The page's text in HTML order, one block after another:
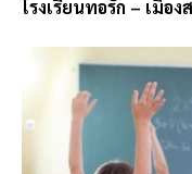
โรงเรียนทอรัก – เมือ